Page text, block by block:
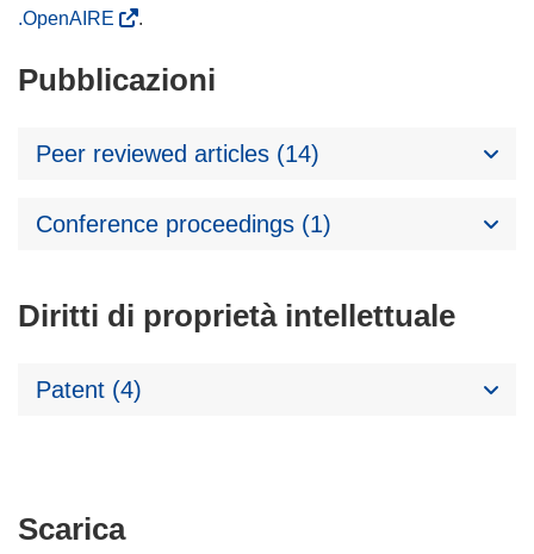
.OpenAIRE
.
Pubblicazioni
Peer reviewed articles (14)
Conference proceedings (1)
Diritti di proprietà intellettuale
Patent (4)
ScaricaScarica